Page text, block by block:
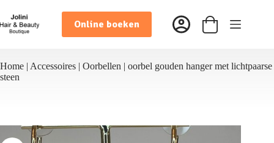
naar
de
inhoud
Online boeken Winkelwagen
Home | Accessoires | Oorbellen | oorbel gouden hanger met lichtpaarse
steen